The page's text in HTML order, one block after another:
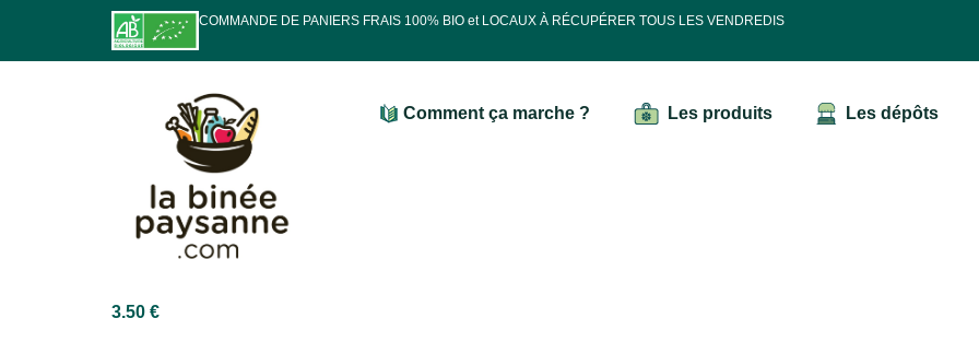
COMMANDE DE PANIERS FRAIS 100% BIO et LOCAUX À RÉCUPÉRER TOUS LES VENDREDIS
Comment ça marche ? Les produits Les dépôts
3.50 €